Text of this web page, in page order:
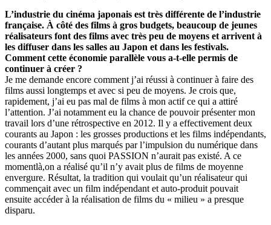
L’industrie du cinéma japonais est très différente de l’industrie
française. À côté des films à gros budgets, beaucoup de jeunes
réalisateurs font des films avec très peu de moyens et arrivent à
les diffuser dans les salles au Japon et dans les festivals.
Comment cette économie parallèle vous a-t-elle permis de
continuer à créer ?
Je me demande encore comment j’ai réussi à continuer à faire des
films aussi longtemps et avec si peu de moyens. Je crois que,
rapidement, j’ai eu pas mal de films à mon actif ce qui a attiré
l’attention. J’ai notamment eu la chance de pouvoir présenter mon
travail lors d’une rétrospective en 2012. Il y a effectivement deux
courants au Japon : les grosses productions et les films indépendants,
courants d’autant plus marqués par l’impulsion du numérique dans
les années 2000, sans quoi PASSION n’aurait pas existé. A ce
momentlà,on a réalisé qu’il n’y avait plus de films de moyenne
envergure. Résultat, la tradition qui voulait qu’un réalisateur qui
commençait avec un film indépendant et auto-produit pouvait
ensuite accéder à la réalisation de films du « milieu » a presque
disparu.